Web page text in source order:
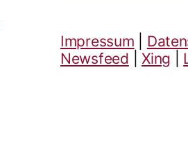
Impressum
Newsfeed |Xing